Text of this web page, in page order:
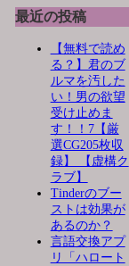
最近の投稿
【無料で読め
る？】君のブ
ルマを汚した
い！男の欲望
受け止めま
す！！7【厳
選CG205枚収
録】 【虚構ク
ラブ】
Tinderのブー
ストは効果が
あるのか？
言語交換アプ
リ「ハロート